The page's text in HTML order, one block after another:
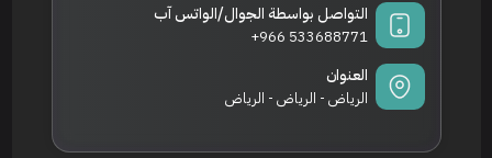
التواصل بواسطة الجوال/الواتس آب
+966 533688771
العنوان
الرياض - الرياض - الرياض